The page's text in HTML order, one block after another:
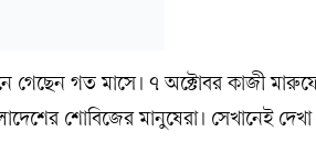
গেছেন গত মাসে। ৭ অক্টোবর কাজী
শোবিজের মানুষেরা। সেখানেই দেখা